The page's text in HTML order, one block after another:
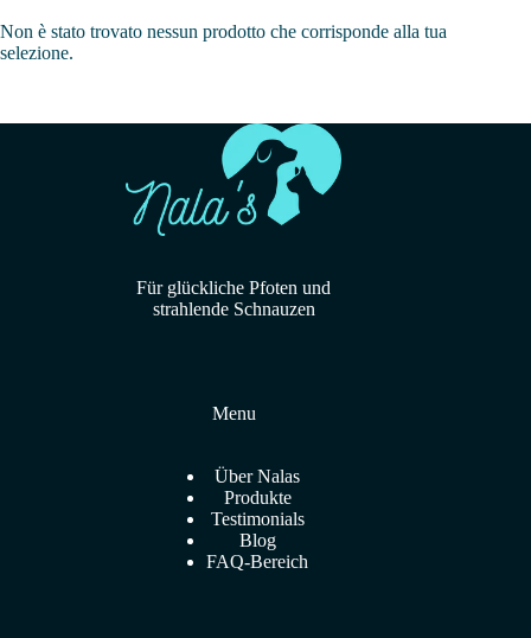
Non è stato trovato nessun prodotto che corrisponde alla tua
selezione.
Für glückliche Pfoten und
strahlende Schnauzen
Menu
Über Nalas
Produkte
Testimonials
Blog
FAQ-Bereich